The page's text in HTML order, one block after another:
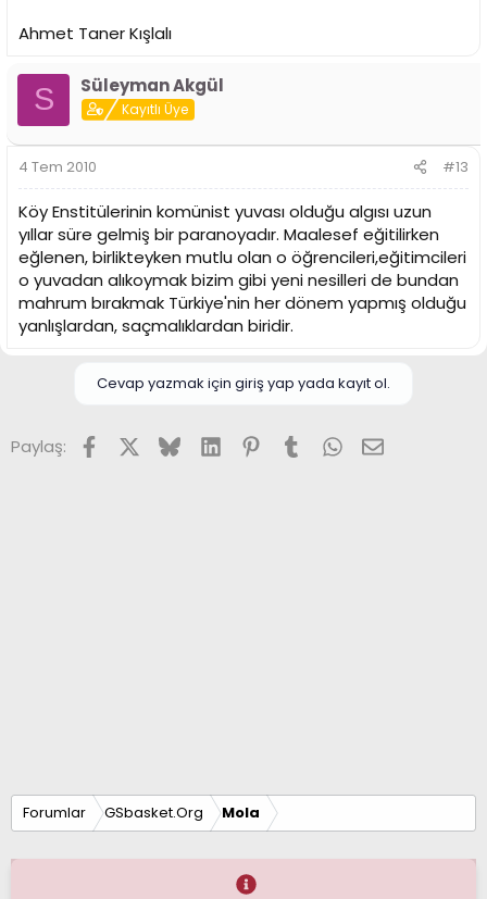
Ahmet Taner Kışlalı
S Süleyman Akgül
Kayıtlı Üye
4 Tem 2010 #13
Köy Enstitülerinin komünist yuvası olduğu algısı uzun
yıllar süre gelmiş bir paranoyadır. Maalesef eğitilirken
eğlenen, birlikteyken mutlu olan o öğrencileri,eğitimcileri
o yuvadan alıkoymak bizim gibi yeni nesilleri de bundan
mahrum bırakmak Türkiye'nin her dönem yapmış olduğu
yanlışlardan, saçmalıklardan biridir.
Cevap yazmak için giriş yap yada kayıt ol.
Paylaş: FacebookX (Twitter)
BlueskyLinkedInPinterest
TumblrWhatsApp
E-posta
Forumlar GSbasket.Org Mola